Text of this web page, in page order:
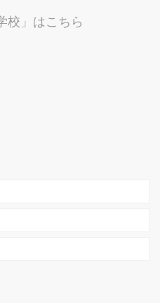
校」はこちら